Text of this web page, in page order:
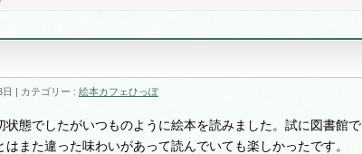
カテゴリー : 絵本カフェひっぽ
態でしたがいつものように絵本を読みました。試に図書館で
また違った味わいがあって読んでいても楽しかったです。